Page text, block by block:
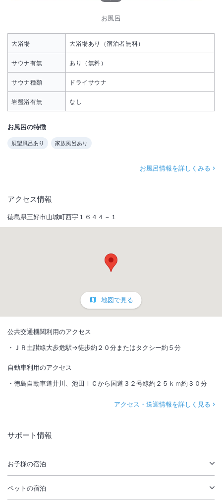
お風呂
大浴場 大浴場あり（宿泊者無料）
サウナ有無 あり（無料）
サウナ種類 ドライサウナ
岩盤浴有無 なし
お風呂の特徴
展望風呂あり 家族風呂あり
お風呂情報を詳しくみる
アクセス情報
徳島県三好市山城町西宇１６４４－１
地図で見る
公共交通機関利用のアクセス
ＪＲ土讃線大歩危駅→徒歩約２０分またはタクシー約５分
自動車利用のアクセス
徳島自動車道井川、池田ＩＣから国道３２号線約２５ｋｍ約３０分
アクセス・送迎情報を詳しく見る
サポート情報
お子様の宿泊
ペットの宿泊